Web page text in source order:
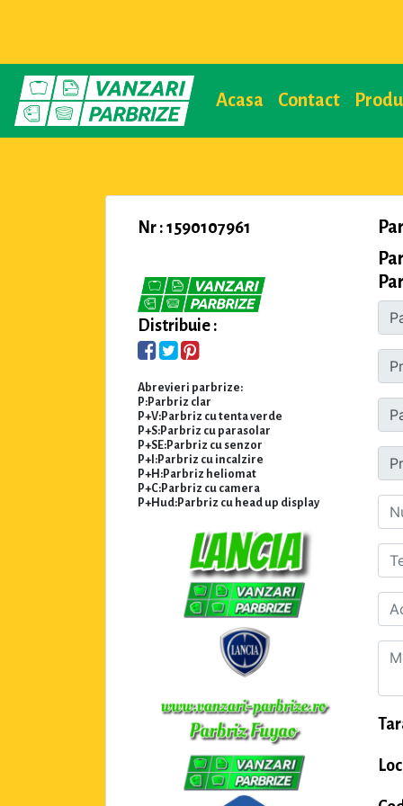
Acasa Contact
Nr : 1590107961
Distribuie :
Abrevieri parbrize:
P:Parbriz clar
P+V:Parbriz cu tenta verde
P+S:Parbriz cu parasolar
P+SE:Parbriz cu senzor
P+I:Parbriz cu incalzire
P+H:Parbriz heliomat
P+C:Parbriz cu camera
P+Hud:Parbriz cu head up display